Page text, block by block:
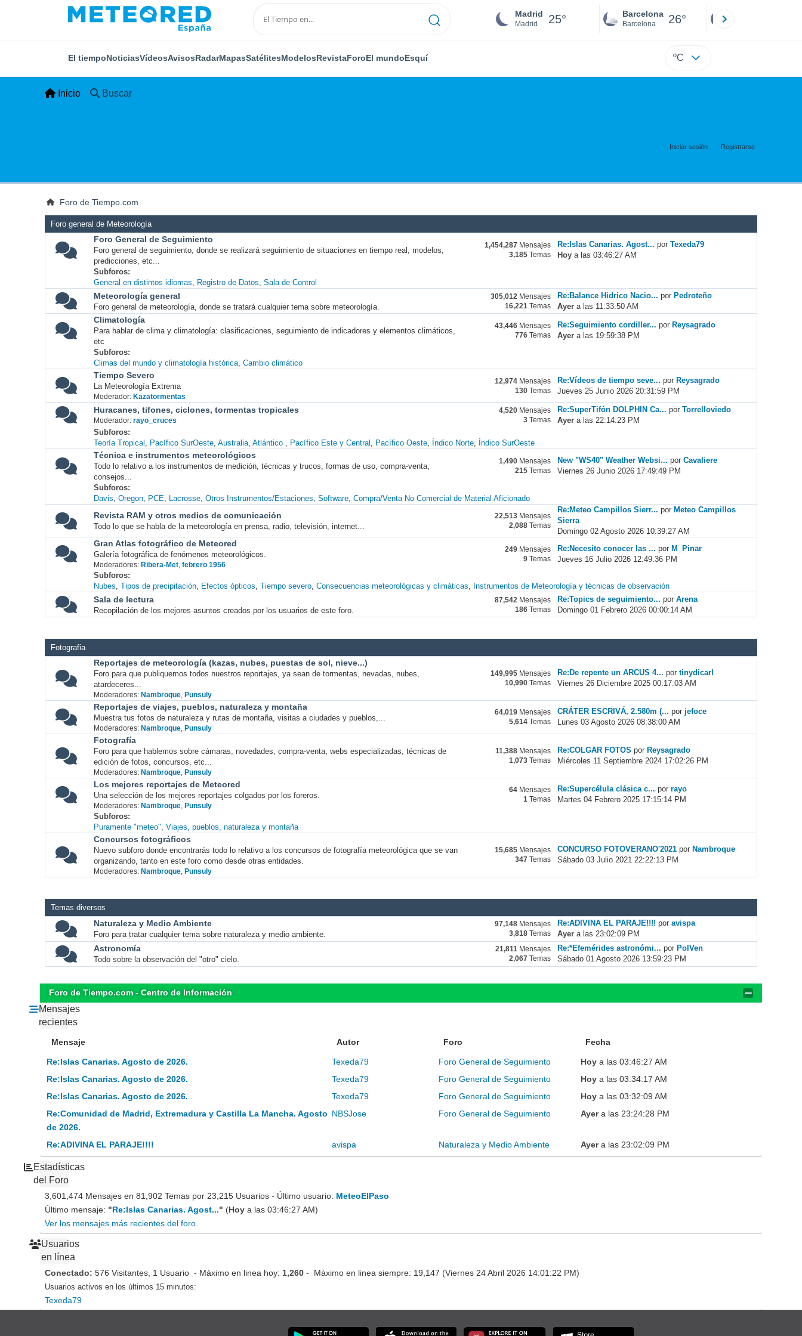
Madrid
Madrid 25° Barcelona
Barcelona 26°
El tiempoNoticiasVídeosAvisosRadarMapasSatélitesModelosRevistaForoEl mundoEsquí ºC
Inicio Buscar
Iniciar sesión Registrarse
Foro de Tiempo.com
Foro general de Meteorología
Foro General de Seguimiento
Foro general de seguimiento, donde se realizará seguimiento de situaciones en tiempo real, modelos,
predicciones, etc...
1,454,287 Mensajes
3,185 Temas
Re:Islas Canarias. Agost... porTexeda79
Hoy a las 03:46:27 AM
Subforos
General en distintos idiomas
Registro de Datos Sala de Control
Meteorología general
Foro general de meteorología, donde se tratará cualquier tema sobre meteorología.
305,012 Mensajes
16,221 Temas
Re:Balance Hidrico Nacio... porPedroteño
Ayer a las 11:33:50 AM
Climatología
Para hablar de clima y climatología: clasificaciones, seguimiento de indicadores y elementos climáticos,
etc
43,446 Mensajes
776 Temas
Re:Seguimiento cordiller... por Reysagrado
Ayer a las 19:59:38 PM
Subforos
Climas del mundo y climatología histórica Cambio climático
Tiempo Severo
La Meteorología Extrema
Moderador: Kazatormentas
12,974 Mensajes
130 Temas
Re:Vídeos de tiempo seve... porReysagrado
Jueves 25 Junio 2026 20:31:59 PM
Huracanes, tifones, ciclones, tormentas tropicales
Moderador: rayo_cruces
4,520 Mensajes
3 Temas
Re:SuperTifón DOLPHIN Ca... porTorrelloviedo
Ayer a las 22:14:23 PM
Subforos
Teoría Tropical
Pacífico SurOeste Australia Atlántico Pacífico Este y Central Pacífico Oeste Índico Norte Índico SurOeste
Técnica e instrumentos meteorológicos
Todo lo relativo a los instrumentos de medición, técnicas y trucos, formas de uso, compra-venta,
consejos...
1,490 Mensajes
215 Temas
New "WS40" Weather Websi... porCavaliere
Viernes 26 Junio 2026 17:49:49 PM
Subforos
Davis Oregon PCE Lacrosse Otros Instrumentos/Estaciones Software Compra/Venta No Comercial de Material Aficionado
Revista RAM y otros medios de comunicación
Todo lo que se habla de la meteorología en prensa, radio, televisión, internet...
22,513 Mensajes
2,088 Temas
Re:Meteo Campillos Sierr... por Meteo Campillos
Sierra
Domingo 02 Agosto 2026 10:39:27 AM
Gran Atlas fotográfico de Meteored
Galería fotográfica de fenómenos meteorológicos.
Moderadores: Ribera-Met, febrero 1956
249 Mensajes
9 Temas
Re:Necesito conocer las ... porM_Pinar
Jueves 16 Julio 2026 12:49:36 PM
Subforos
Nubes Tipos de precipitación Efectos ópticos Tiempo severo Consecuencias meteorológicas y climáticas Instrumentos de Meteorología y técnicas de observación
Sala de lectura
Recopilación de los mejores asuntos creados por los usuarios de este foro.
87,542 Mensajes
186 Temas
Re:Topics de seguimiento... porArena
Domingo 01 Febrero 2026 00:00:14 AM
Fotografia
Reportajes de meteorología (kazas, nubes, puestas de sol, nieve...)
Foro para que publiquemos todos nuestros reportajes, ya sean de tormentas, nevadas, nubes,
atardeceres...
Moderadores: Nambroque, Punsuly
149,995 Mensajes
10,990 Temas
Re:De repente un ARCUS 4... portinydicarl
Viernes 26 Diciembre 2025 00:17:03 AM
Reportajes de viajes, pueblos, naturaleza y montaña
Muestra tus fotos de naturaleza y rutas de montaña, visitas a ciudades y pueblos,...
Moderadores: Nambroque, Punsuly
64,019 Mensajes
5,614 Temas
CRÁTER ESCRIVÁ, 2.580m (... por jefoce
Lunes 03 Agosto 2026 08:38:00 AM
Fotografía
Foro para que hablemos sobre cámaras, novedades, compra-venta, webs especializadas, técnicas de
edición de fotos, concursos, etc...
Moderadores: Nambroque, Punsuly
11,388 Mensajes
1,073 Temas
Re:COLGAR FOTOS por Reysagrado
Miércoles 11 Septiembre 2024 17:02:26 PM
Los mejores reportajes de Meteored
Una selección de los mejores reportajes colgados por los foreros.
Moderadores: Nambroque, Punsuly
64 Mensajes
1 Temas
Re:Supercélula clásica c... porrayo
Martes 04 Febrero 2025 17:15:14 PM
Subforos
Puramente "meteo" Viajes, pueblos, naturaleza y montaña
Concursos fotográficos
Nuevo subforo donde encontrarás todo lo relativo a los concursos de fotografía meteorológica que se van
organizando, tanto en este foro como desde otras entidades.
Moderadores: Nambroque, Punsuly
15,685 Mensajes
347
Temas
CONCURSO FOTOVERANO'2021 por Nambroque
Sábado 03 Julio 2021 22:22:13 PM
Temas diversos
Naturaleza y Medio Ambiente
Foro para tratar cualquier tema sobre naturaleza y medio ambiente.
97,148 Mensajes
3,818 Temas
Re:ADIVINA EL PARAJE!!!! poravispa
Ayer a las 23:02:09 PM
Astronomía
Todo sobre la observación del "otro" cielo.
21,811 Mensajes
2,067
Temas
Re:*Efemérides astronómi... por PolVen
Sábado 01 Agosto 2026 13:59:23 PM
Foro de Tiempo.com - Centro de Información
Mensajes
recientes
Mensaje Autor Foro Fecha
Re:Islas Canarias. Agosto de 2026. Texeda79 Foro General de Seguimiento Hoy a las 03:46:27 AM
Re:Islas Canarias. Agosto de 2026.
Texeda79 Foro General de Seguimiento Hoy a las 03:34:17 AM
Re:Islas Canarias. Agosto de 2026.
Texeda79 Foro General de Seguimiento Hoy a las 03:32:09 AM
Re:Comunidad de Madrid, Extremadura y Castilla La Mancha. Agosto
de 2026.
NBSJose Foro General de Seguimiento Ayera las 23:24:28 PM
Re:ADIVINA EL PARAJE!!!! avispa Naturaleza y Medio Ambiente Ayera las 23:02:09 PM
Estadísticas
del Foro
3,601,474 Mensajes en 81,902 Temas por 23,215 Usuarios - Último usuario: MeteoElPaso
Último mensaje: "Re:Islas Canarias. Agost..." (Hoy a las 03:46:27 AM)
Ver los mensajes más recientes del foro.
Usuarios
en línea
Conectado:576 Visitantes, 1 Usuario - Máximo en linea hoy: 1,260 - Máximo en linea siempre: 19,147 (Viernes 24 Abril 2026 14:01:22 PM)
Usuarios activos en los últimos 15 minutos:
Texeda79